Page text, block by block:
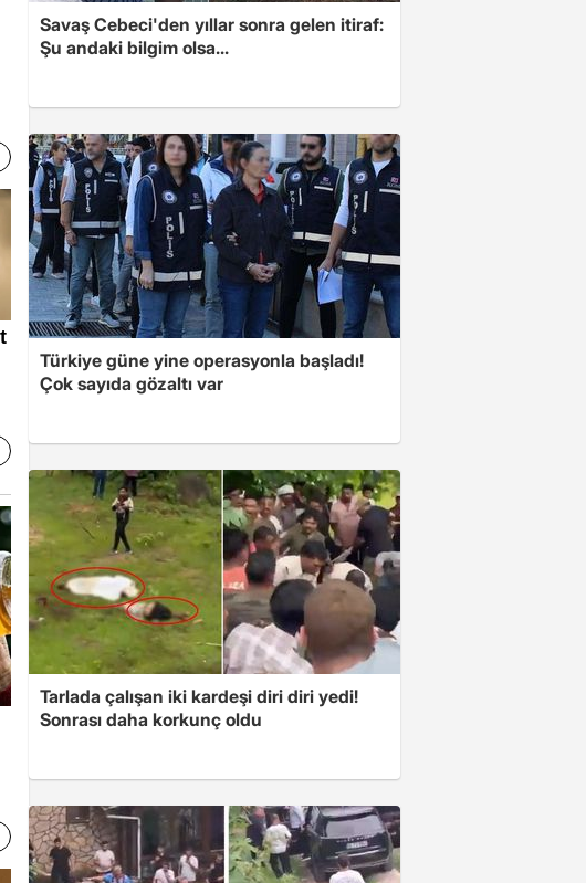
Savaş Cebeci'den yıllar sonra gelen itiraf:
Şu andaki bilgim olsa...
Türkiye güne yine operasyonla başladı!
Çok sayıda gözaltı var
Tarlada çalışan iki kardeşi diri diri yedi!
Sonrası daha korkunç oldu